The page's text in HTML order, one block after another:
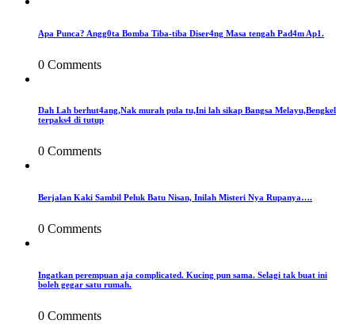
Apa Punca? Angg0ta Bomba Tiba-tiba Diser4ng Masa tengah Pad4m Ap1.
0 Comments
Dah Lah berhut4ang,Nak murah pula tu,Ini lah sikap Bangsa Melayu,Bengkel
terpaks4 di tutup
0 Comments
Berjalan Kaki Sambil Peluk Batu Nisan, Inilah Misteri Nya Rupanya….
0 Comments
Ingatkan perempuan aja complicated. Kucing pun sama. Selagi tak buat ini
boleh gegar satu rumah.
0 Comments